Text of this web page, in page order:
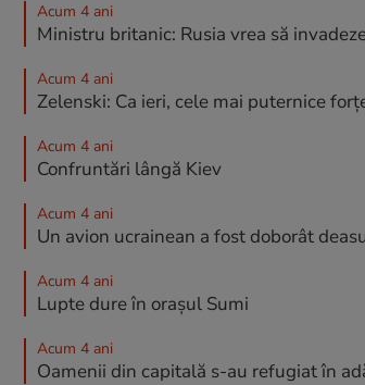
Acum 4 ani
Ministru britanic: Rusia vrea să
Acum 4 ani
Zelenski: Ca ieri, cele mai puternice
Acum 4 ani
Confruntări lângă Kiev
Acum 4 ani
Un avion ucrainean a fost doborât
Acum 4 ani
Lupte dure în orașul Sumi
Acum 4 ani
Oamenii din capitală s-au refugiat în